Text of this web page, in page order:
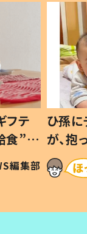
フテ
食”を
の親
編集部
ひ孫
が、
「涙が
い」